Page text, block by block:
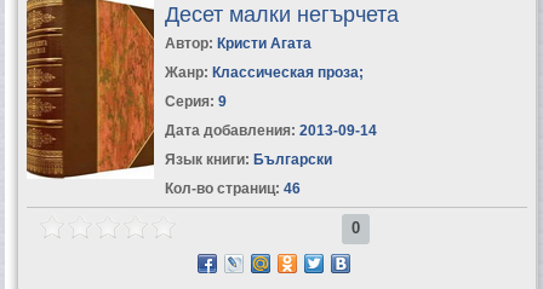
Десет малки негърчета
Автор: Кристи Агата
Жанр: Классическая проза;
Серия: 9
Дата добавления: 2013-09-14
Язык книги: Български
Кол-во страниц: 46
0